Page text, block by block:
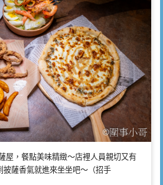
屋，餐點美味精緻～店裡人員親切又有
披薩香氣就進來坐坐吧～（招手